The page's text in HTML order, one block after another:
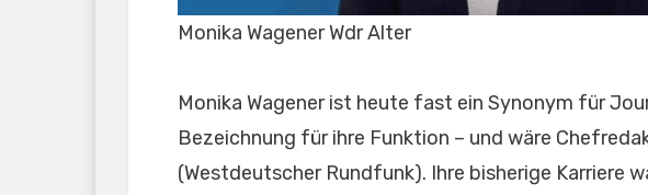
Monika Wagener Wdr Alter
Monika Wagener ist heute fast ein Synonym für
Bezeichnung für ihre Funktion – und wäre
(Westdeutscher Rundfunk). Ihre bisherige Karriere